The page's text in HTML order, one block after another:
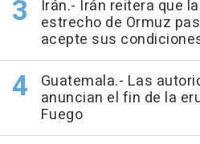
Irán.- Irán reitera que
estrecho de Ormuz
acepte sus
Guatemala.- Las
anuncian el fin de la
Fuego